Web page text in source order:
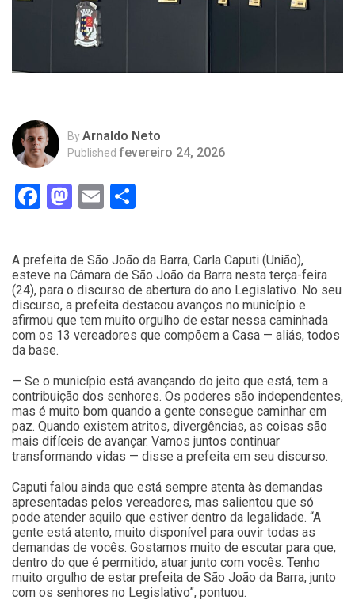
ByArnaldo Neto
Published fevereiro 24, 2026
Facebook
Mastodon
Email
A prefeita de São João da Barra, Carla Caputi (União),
esteve na Câmara de São João da Barra nesta terça-feira
(24), para o discurso de abertura do ano Legislativo. No seu
discurso, a prefeita destacou avanços no município e
afirmou que tem muito orgulho de estar nessa caminhada
com os 13 vereadores que compõem a Casa — aliás, todos
da base.
— Se o município está avançando do jeito que está, tem a
contribuição dos senhores. Os poderes são independentes,
mas é muito bom quando a gente consegue caminhar em
paz. Quando existem atritos, divergências, as coisas são
mais difíceis de avançar. Vamos juntos continuar
transformando vidas — disse a prefeita em seu discurso.
Caputi falou ainda que está sempre atenta às demandas
apresentadas pelos vereadores, mas salientou que só
pode atender aquilo que estiver dentro da legalidade. “A
gente está atento, muito disponível para ouvir todas as
demandas de vocês. Gostamos muito de escutar para que,
dentro do que é permitido, atuar junto com vocês. Tenho
muito orgulho de estar prefeita de São João da Barra, junto
com os senhores no Legislativo”, pontuou.